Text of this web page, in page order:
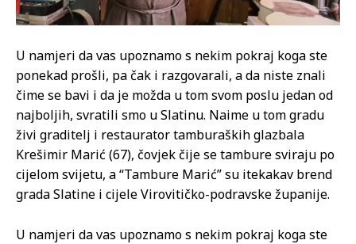
U namjeri da vas upoznamo s nekim pokraj koga ste
ponekad prošli, pa čak i razgovarali, a da niste znali
čime se bavi i da je možda u tom svom poslu jedan od
najboljih, svratili smo u Slatinu. Naime u tom gradu
živi graditelj i restaurator tamburaških glazbala
Krešimir Marić (67), čovjek čije se tambure sviraju po
cijelom svijetu, a “Tambure Marić” su itekakav brend
grada Slatine i cijele Virovitičko-podravske županije.
U namjeri da vas upoznamo s nekim pokraj koga ste